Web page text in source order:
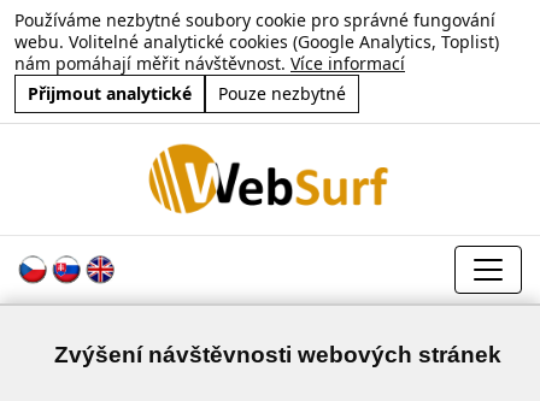
Používáme nezbytné soubory cookie pro správné fungování
webu. Volitelné analytické cookies (Google Analytics, Toplist)
nám pomáhají měřit návštěvnost. Více informací
Přijmout analytické
Pouze nezbytné
Zvýšení návštěvnosti webových stránek